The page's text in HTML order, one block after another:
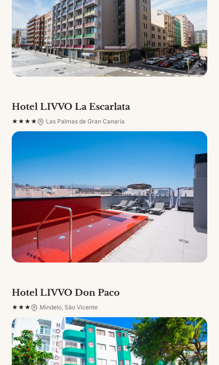
Hotel LIVVO La Escarlata
★★★★ Las Palmas de Gran Canaria
Hotel LIVVO Don Paco
★★★ Mindelo, São Vicente